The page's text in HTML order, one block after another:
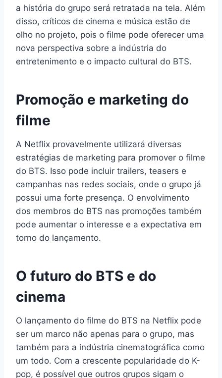
a história do grupo será retratada na tela. Além
disso, críticos de cinema e música estão de
olho no projeto, pois o filme pode oferecer uma
nova perspectiva sobre a indústria do
entretenimento e o impacto cultural do BTS.
Promoção e marketing do
filme
A Netflix provavelmente utilizará diversas
estratégias de marketing para promover o filme
do BTS. Isso pode incluir trailers, teasers e
campanhas nas redes sociais, onde o grupo já
possui uma forte presença. O envolvimento
dos membros do BTS nas promoções também
pode aumentar o interesse e a expectativa em
torno do lançamento.
O futuro do BTS e do
cinema
O lançamento do filme do BTS na Netflix pode
ser um marco não apenas para o grupo, mas
também para a indústria cinematográfica como
um todo. Com a crescente popularidade do K-
pop, é possível que outros grupos sigam o